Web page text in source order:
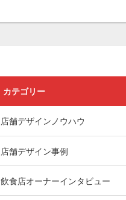
カテゴリー
店舗デザインノウハウ
店舗デザイン事例
飲食店オーナーインタビュー